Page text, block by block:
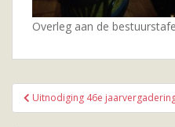
Overleg aan de
Bericht
navigatie
Uitnodiging 46e